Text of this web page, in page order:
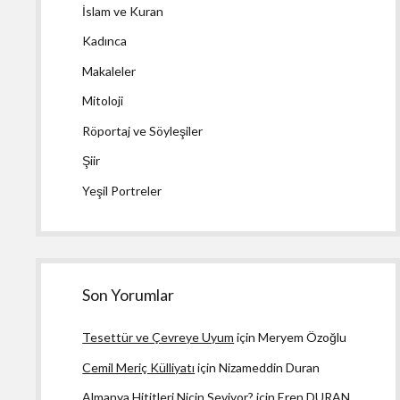
İslam ve Kuran
Kadınca
Makaleler
Mitoloji
Röportaj ve Söyleşiler
Şiir
Yeşil Portreler
Son Yorumlar
Tesettür ve Çevreye Uyum içinMeryem Özoğlu
Cemil Meriç Külliyatı içinNizameddin Duran
Almanya Hititleri Niçin Seviyor? içinEren DURAN